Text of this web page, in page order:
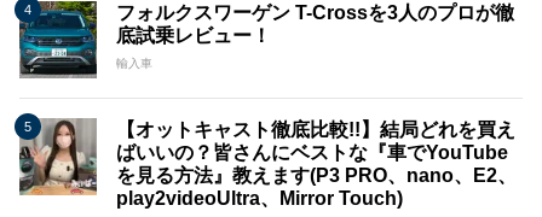
フォルクスワーゲン T-Crossを3人のプロが徹
底試乗レビュー！
輸入車
【オットキャスト徹底比較!!】結局どれを買え
ばいいの？皆さんにベストな『車でYouTube
を見る方法』教えます(P3 PRO、nano、E2、
play2videoUltra、Mirror Touch)